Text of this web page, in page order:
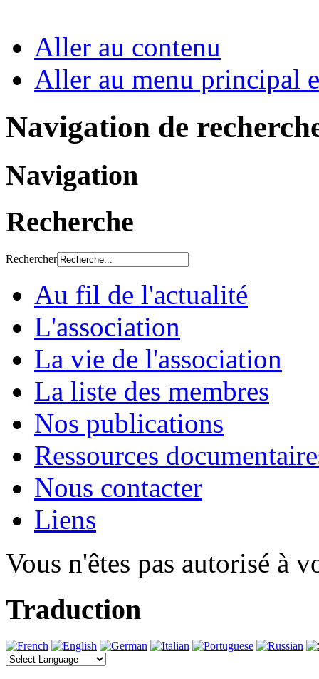
Aller au contenu
Aller au menu principal
Navigation de
Navigation
Recherche
Rechercher
Au fil de l'actualité
L'association
La vie de l'association
La liste des membres
Nos publications
Ressources
Nous contacter
Liens
Vous n'êtes pas autorisé à
Traduction